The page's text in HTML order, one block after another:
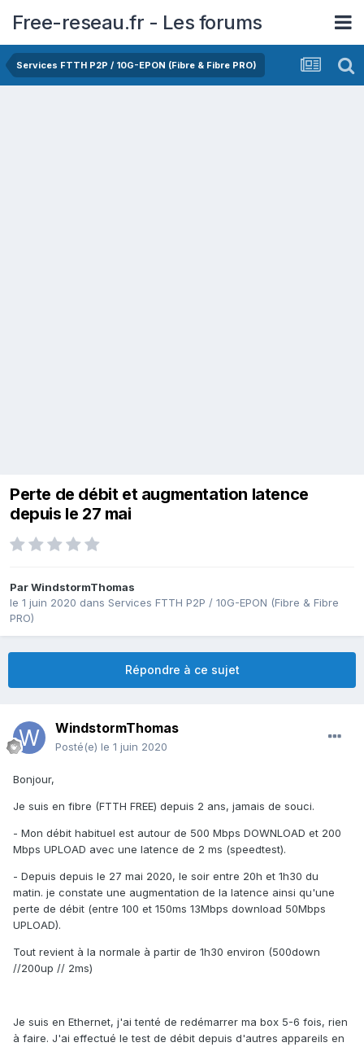
Free-reseau.fr - Les forums
Services FTTH P2P / 10G-EPON (Fibre & Fibre PRO)
Perte de débit et augmentation latence
depuis le 27 mai
ParWindstormThomas
le 1 juin 2020 dans Services FTTH P2P / 10G-EPON (Fibre & Fibre
PRO)
Répondre à ce sujet
WindstormThomas
Posté(e) le 1 juin 2020
Bonjour,
Je suis en fibre (FTTH FREE) depuis 2 ans, jamais de souci.
- Mon débit habituel est autour de 500 Mbps DOWNLOAD et 200
Mbps UPLOAD avec une latence de 2 ms (speedtest).
- Depuis depuis le 27 mai 2020, le soir entre 20h et 1h30 du
matin. je constate une augmentation de la latence ainsi qu'une
perte de débit (entre 100 et 150ms 13Mbps download 50Mbps
UPLOAD).
Tout revient à la normale à partir de 1h30 environ (500down
//200up // 2ms)
Je suis en Ethernet, j'ai tenté de redémarrer ma box 5-6 fois, rien
à faire. J'ai effectué le test de débit depuis d'autres appareils en